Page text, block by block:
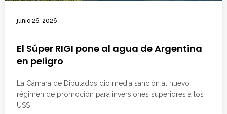
junio 26, 2026
El Súper RIGI pone al agua de Argentina
en peligro
La Cámara de Diputados dio media sanción al nuevo
régimen de promoción para inversiones superiores a los
US$